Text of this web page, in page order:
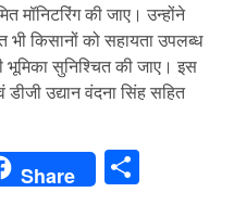
मॉनिटरिंग की जाए। उन्होंने
भी किसानों को सहायता उपलब्ध
भूमिका सुनिश्चित की जाए। इस
उद्यान वंदना सिंह सहित
Share